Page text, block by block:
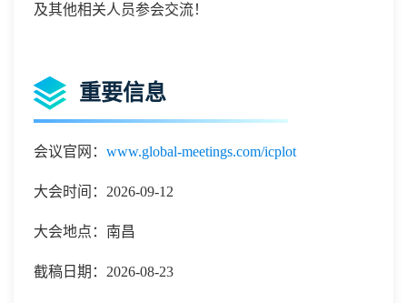
及其他相关人员参会交流！
重要信息
会议官网： www.global-meetings.com/icplot
大会时间：2026-09-12
大会地点：南昌
截稿日期：2026-08-23